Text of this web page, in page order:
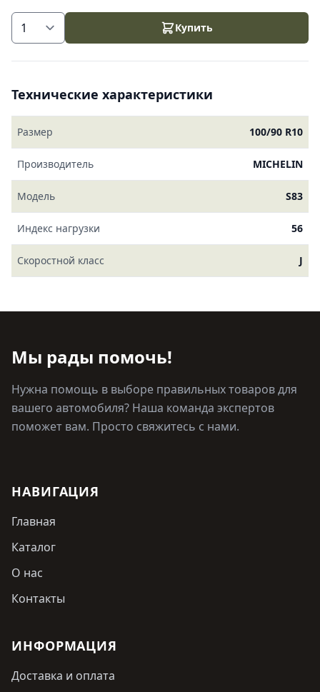
Купить
Технические характеристики
Размер 100/90 R10
Производитель MICHELIN
Модель S83
Индекс нагрузки 56
Скоростной класс J
Мы рады помочь!
Нужна помощь в выборе правильных товаров для
вашего автомобиля? Наша команда экспертов
поможет вам. Просто свяжитесь с нами.
НАВИГАЦИЯ
Главная
Каталог
О нас
Контакты
ИНФОРМАЦИЯ
Доставка и оплата